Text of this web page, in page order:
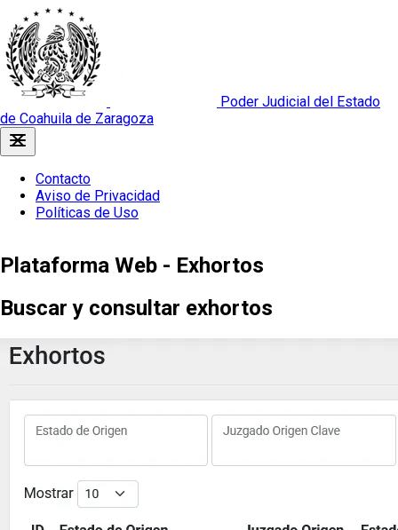
Poder Judicial del Estado
de Coahuila de Zaragoza
Contacto
Aviso de Privacidad
Políticas de Uso
Plataforma Web - Exhortos
Buscar y consultar exhortos